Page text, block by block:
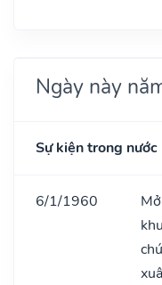
Ngày này
Sự kiện trong nước
6/1/1960